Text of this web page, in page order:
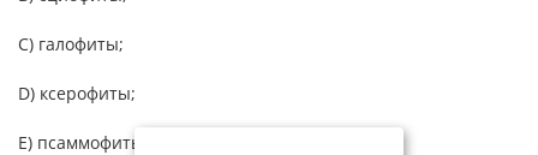
С) галофиты;
D) ксерофиты;
Е) псаммофиты.